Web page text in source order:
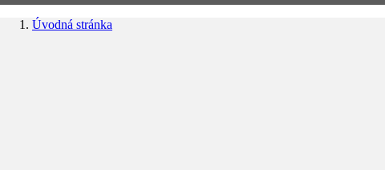
Úvodná stránka